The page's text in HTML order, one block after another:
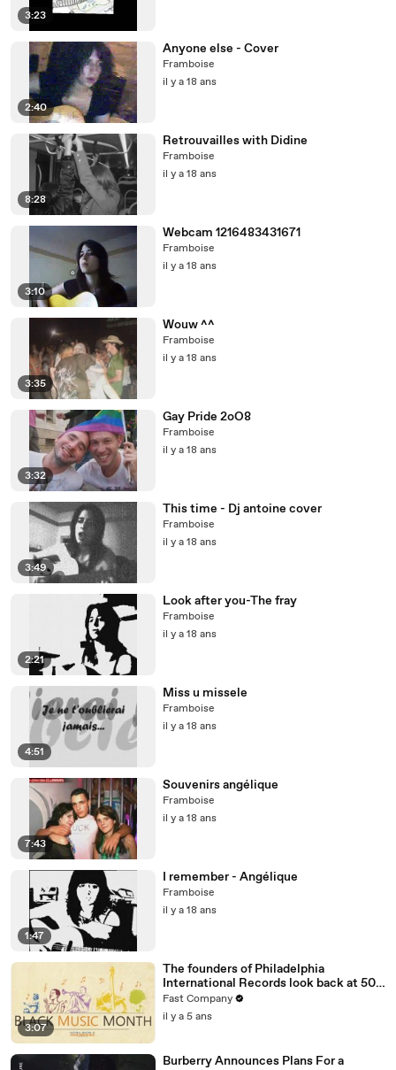
3:23
2:40
Anyone else - Cover
Framboise
il y a 18 ans
8:28
Retrouvailles with Didine
Framboise
il y a 18 ans
3:10
Webcam 1216483431671
Framboise
il y a 18 ans
3:35
Wouw ^^
Framboise
il y a 18 ans
3:32
Gay Pride 2oO8
Framboise
il y a 18 ans
3:49
This time - Dj antoine cover
Framboise
il y a 18 ans
2:21
Look after you-The fray
Framboise
il y a 18 ans
4:51
Miss u missele
Framboise
il y a 18 ans
7:43
Souvenirs angélique
Framboise
il y a 18 ans
1:47
I remember - Angélique
Framboise
il y a 18 ans
3:07
The founders of Philadelphia
International Records look back at 50
amazing years
Fast Company
il y a 5 ans
Burberry Announces Plans For a